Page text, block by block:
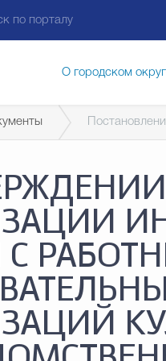
О городском
Муниципальные
Общественная
Открытые данные
С